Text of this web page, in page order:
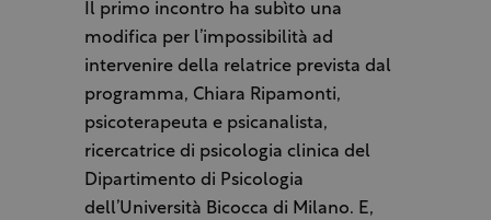
Il primo incontro ha subìto una
modifica per l’impossibilità ad
intervenire della relatrice prevista dal
programma, Chiara Ripamonti,
psicoterapeuta e psicanalista,
ricercatrice di psicologia clinica del
Dipartimento di Psicologia
dell’Università Bicocca di Milano. E,